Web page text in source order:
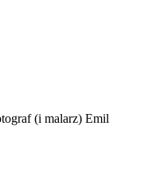
(i malarz) Emil